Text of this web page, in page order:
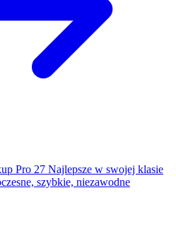
Pro 27 Najlepsze w swojej klasie
szybkie, niezawodne